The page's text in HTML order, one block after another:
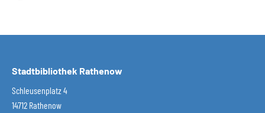
Stadtbibliothek Rathenow
Schleusenplatz 4
14712 Rathenow